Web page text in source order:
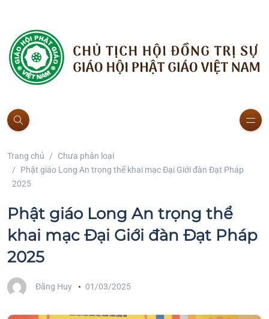
Trang chủ
Chưa phân loại
Phật giáo Long An trọng thể khai mạc Đại Giới đàn Đạt Pháp
2025
Phật giáo Long An trọng thể
khai mạc Đại Giới đàn Đạt Pháp
2025
Đăng Huy 01/03/2025